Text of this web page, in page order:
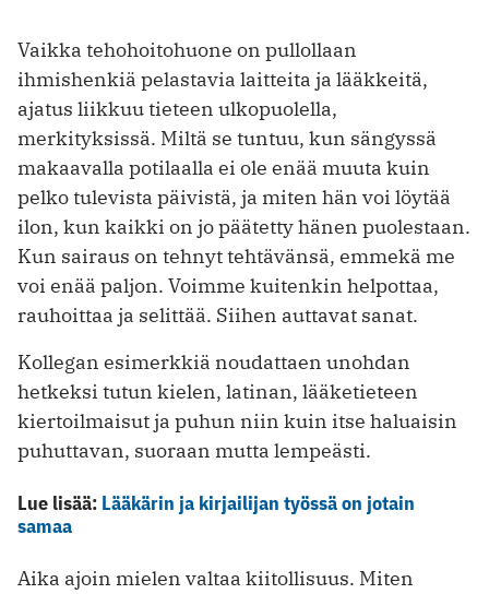
Vaikka tehohoitohuone on pullollaan
ihmishenkiä pelastavia laitteita ja lääkkeitä,
ajatus liikkuu tieteen ulkopuolella,
merkityksissä. Miltä se tuntuu, kun sängyssä
makaavalla potilaalla ei ole enää muuta kuin
pelko tulevista päivistä, ja miten hän voi löytää
ilon, kun kaikki on jo päätetty hänen puolestaan.
Kun sairaus on tehnyt tehtävänsä, emmekä me
voi enää paljon. Voimme kuitenkin helpottaa,
rauhoittaa ja selittää. Siihen auttavat sanat.
Kollegan esimerkkiä noudattaen unohdan
hetkeksi tutun kielen, latinan, lääketieteen
kiertoilmaisut ja puhun niin kuin itse haluaisin
puhuttavan, suoraan mutta lempeästi.
Lue lisää: Lääkärin ja kirjailijan työssä on jotain
samaa
Aika ajoin mielen valtaa kiitollisuus. Miten